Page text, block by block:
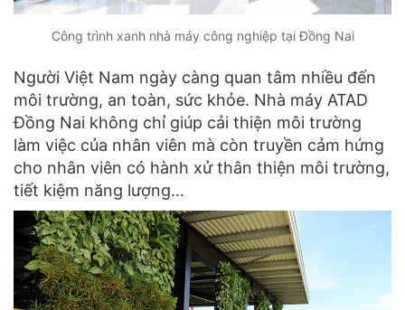
Công trình xanh nhà máy công nghiệp tại Đồng Nai
Người Việt Nam ngày càng quan tâm nhiều đến
môi trường, an toàn, sức khỏe. Nhà máy ATAD
Đồng Nai không chỉ giúp cải thiện môi trường
làm việc của nhân viên mà còn truyền cảm hứng
cho nhân viên có hành xử thân thiện môi trường,
tiết kiệm năng lượng…